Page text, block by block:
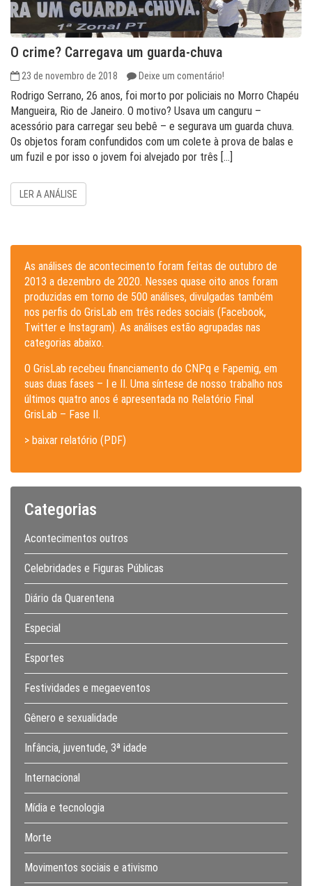
O crime? Carregava um guarda-chuva
23 de novembro de 2018 Deixe um comentário!
Rodrigo Serrano, 26 anos, foi morto por policiais no Morro Chapéu
Mangueira, Rio de Janeiro. O motivo? Usava um canguru –
acessório para carregar seu bebê – e segurava um guarda chuva.
Os objetos foram confundidos com um colete à prova de balas e
um fuzil e por isso o jovem foi alvejado por três […]
LER A ANÁLISE
As análises de acontecimento foram feitas de outubro de
2013 a dezembro de 2020. Nesses quase oito anos foram
produzidas em torno de 500 análises, divulgadas também
nos perfis do GrisLab em três redes sociais (Facebook,
Twitter e Instagram). As análises estão agrupadas nas
categorias abaixo.
O GrisLab recebeu financiamento do CNPq e Fapemig, em
suas duas fases – I e II. Uma síntese de nosso trabalho nos
últimos quatro anos é apresentada no Relatório Final
GrisLab – Fase II.
> baixar relatório (PDF)
Categorias
Acontecimentos outros
Celebridades e Figuras Públicas
Diário da Quarentena
Especial
Esportes
Festividades e megaeventos
Gênero e sexualidade
Infância, juventude, 3ª idade
Internacional
Mídia e tecnologia
Morte
Movimentos sociais e ativismo